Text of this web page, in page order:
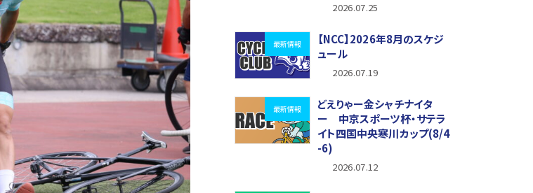
2026.07.25
最新情報
【NCC】2026年8月のスケジ
ュール
2026.07.19
最新情報
どえりゃー金シャチナイタ
ー 中京スポーツ杯・サテラ
イト四国中央寒川カップ(8/4
-6)
2026.07.12